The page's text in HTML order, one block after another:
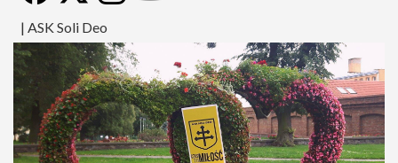
| ASK Soli Deo